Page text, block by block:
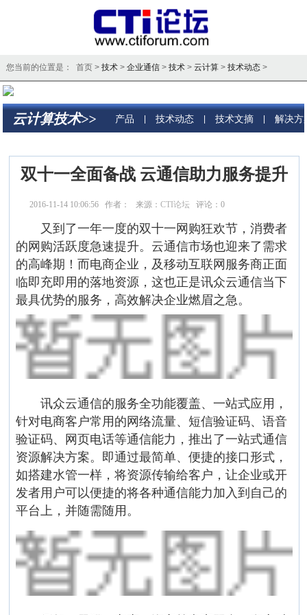
您当前的位置是： 首页 > 技术> 企业通信> 技术> 云计算> 技术动态>
云计算技术>> 产品 技术动态 技术文摘 解决方
双十一全面备战 云通信助力服务提升
2016-11-14 10:06:56 作者： 来源：CTI论坛 评论：0
又到了一年一度的双十一网购狂欢节，消费者
的网购活跃度急速提升。云通信市场也迎来了需求
的高峰期！而电商企业，及移动互联网服务商正面
临即充即用的落地资源，这也正是讯众云通信当下
最具优势的服务，高效解决企业燃眉之急。
讯众云通信的服务全功能覆盖、一站式应用，
针对电商客户常用的网络流量、短信验证码、语音
验证码、网页电话等通信能力，推出了一站式通信
资源解决方案。即通过最简单、便捷的接口形式，
如搭建水管一样，将资源传输给客户，让企业或开
发者用户可以便捷的将各种通信能力加入到自己的
平台上，并随需随用。